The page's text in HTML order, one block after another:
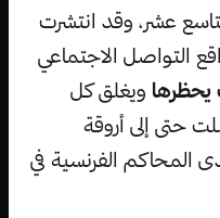
عشر، وقد انتشرت
التواصل الاجتماعي
ويغلق كل
حتى إلى أروقة
المحاكم الفرنسية في